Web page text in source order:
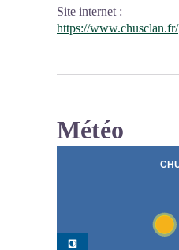
Site internet :
https://www.chusclan.fr/
Météo